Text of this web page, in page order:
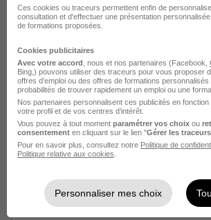
Ingénieur·e Structure Repair
Srm H/F
Safran
Blagnac - 31 CDD 18 mois
Voir l’offre
Ces cookies ou traceurs permettent enfin de
consultation et d'effectuer une présentation
de formations proposées.
Cookies publicitaires
Avec votre accord , nous et nos partenaires (Facebook,
Bing,) pouvons utiliser des traceurs pour vous proposer
offres d’emploi ou des offres de formations personnalisés
probabilités de trouver rapidement un emploi ou une
Nos partenaires personnalisent ces publicités en
votre profil et de vos centres d’intérêt.
Vous pouvez à tout moment paramétrer vos choix ou
consentement en cliquant sur le lien "Gérer les traceurs
Pour en savoir plus, consultez notre Politique de
Politique relative aux cookies
Personnaliser mes choix